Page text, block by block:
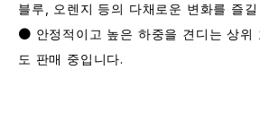
블루, 오렌지 등의 다채로운 변화를 즐
● 안정적이고 높은 하중을 견디는 상위
도 판매 중입니다.